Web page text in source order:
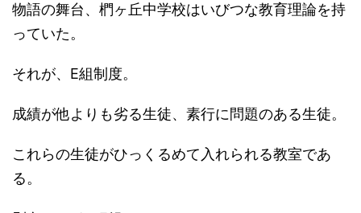
物語の舞台、椚ヶ丘中学校はいびつな教育理論を持
っていた。
それが、E組制度。
成績が他よりも劣る生徒、素行に問題のある生徒。
これらの生徒がひっくるめて入れられる教室であ
る。